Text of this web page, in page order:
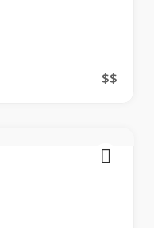
$$